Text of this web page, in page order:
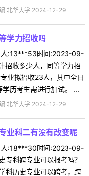
北华大学 2024-12-29
学力招收吗
人:13***53时间:2023-09-
招收多少人，同等学力招
业拟招收23人，其中全日
历考生需进行加试。 ...
北华大学 2024-12-29
业科二有没有改变呢
人:18***30时间:2023-09-
科跨专业可以报考吗？
科历史专业可以跨考，跨